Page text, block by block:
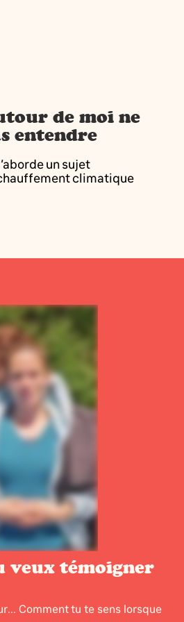
de moi ne
entendre
un sujet
climatique
veux témoigner
Comment tu te sens lorsque